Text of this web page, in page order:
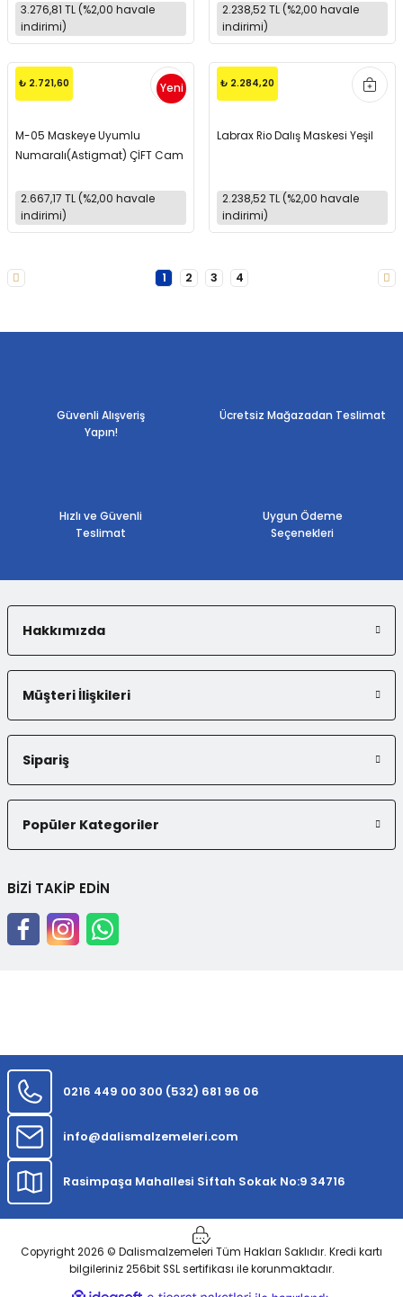
3.276,81 TL (%2,00 havale
indirimi)
2.238,52 TL (%2,00 havale
indirimi)
Yeni
₺ 2.721,60
M-05 Maskeye Uyumlu
Numaralı(Astigmat) ÇİFT Cam
2.667,17 TL (%2,00 havale
indirimi)
₺ 2.284,20
Labrax Rio Dalış Maskesi Yeşil
2.238,52 TL (%2,00 havale
indirimi)
1 2 3 4
Güvenli Alışveriş
Yapın!
Ücretsiz Mağazadan Teslimat
Hızlı ve Güvenli
Teslimat
Uygun Ödeme
Seçenekleri
Hakkımızda
Müşteri İlişkileri
Sipariş
Popüler Kategoriler
BİZİ TAKİP EDİN
0216 449 00 300 (532) 681 96 06
info@dalismalzemeleri.com
Rasimpaşa Mahallesi Siftah Sokak No:9 34716
Copyright 2026 © Dalismalzemeleri Tüm Hakları Saklıdır. Kredi kartı
bilgileriniz 256bit SSL sertifikası ile korunmaktadır.